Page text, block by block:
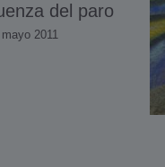
del paro
2011